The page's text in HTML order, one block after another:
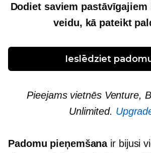
Dodiet saviem
veidu, kā pateikt
Ieslēdziet
Pieejams vietnēs Venture,
Unlimited.
Padomu pieņemšanair bijusi